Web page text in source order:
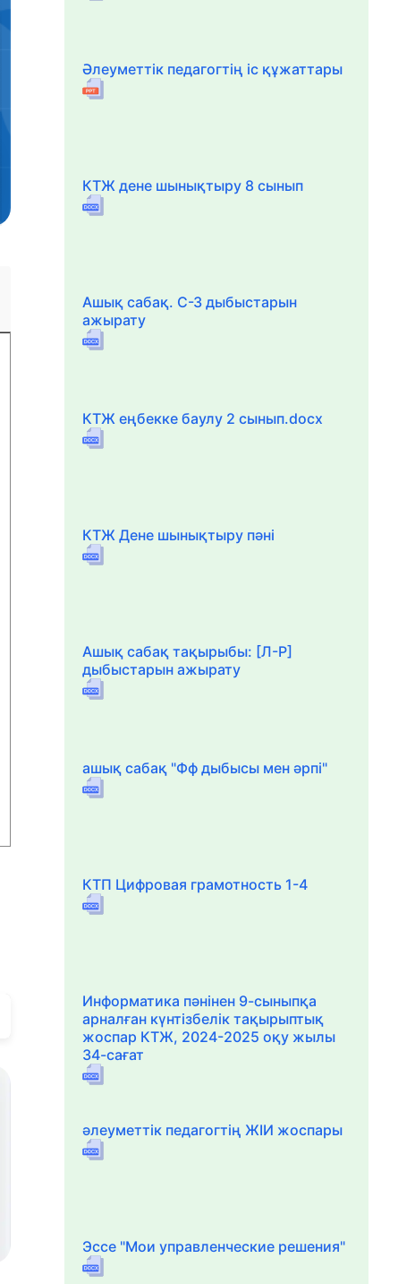
Әлеуметтік педагогтің іс құжаттары
КТЖ дене шынықтыру 8 сынып
Ашық сабақ. С-З дыбыстарын
ажырату
КТЖ еңбекке баулу 2 сынып.docx
КТЖ Дене шынықтыру пәні
Ашық сабақ тақырыбы: [Л-Р]
дыбыстарын ажырату
ашық сабақ "Фф дыбысы мен әрпі"
КТП Цифровая грамотность 1-4
Информатика пәнінен 9-сыныпқа
арналған күнтізбелік тақырыптық
жоспар КТЖ, 2024-2025 оқу жылы
34-сағат
әлеуметтік педагогтің ЖІИ жоспары
Эссе "Мои управленческие решения"